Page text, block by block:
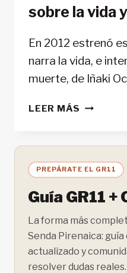
sobre la vida
En 2012 estrenó
narra la vida, e
muerte, de Iñaki
LEER MÁS “PURA
SOBRE
LA
VIDA
Y
LA
MUERTE
PREPÁRATE EL GR11
Guía GR11
La forma más
Senda Pirenaica:
actualizado y
resolver dudas reales.